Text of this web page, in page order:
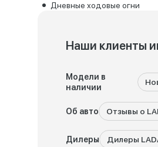
Дневные ходовые огни
Наши клиенты
Модели в
наличии
Об авто Отзывы о
Дилеры Дилеры